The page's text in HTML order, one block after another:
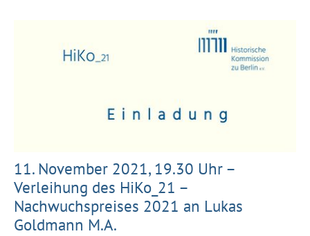
11. November 2021, 19.30 Uhr –
Verleihung des HiKo_21 –
Nachwuchspreises 2021 an Lukas
Goldmann M.A.